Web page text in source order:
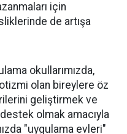
için
de artışa
okullarımızda,
olan bireylere öz
geliştirmek ve
olmak amacıyla
"uygulama evleri"